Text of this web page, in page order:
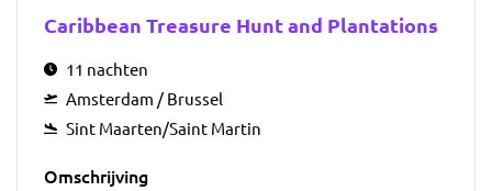
Caribbean Treasure Hunt and Plantations
11 nachten
Amsterdam / Brussel
Sint Maarten/Saint Martin
Omschrijving